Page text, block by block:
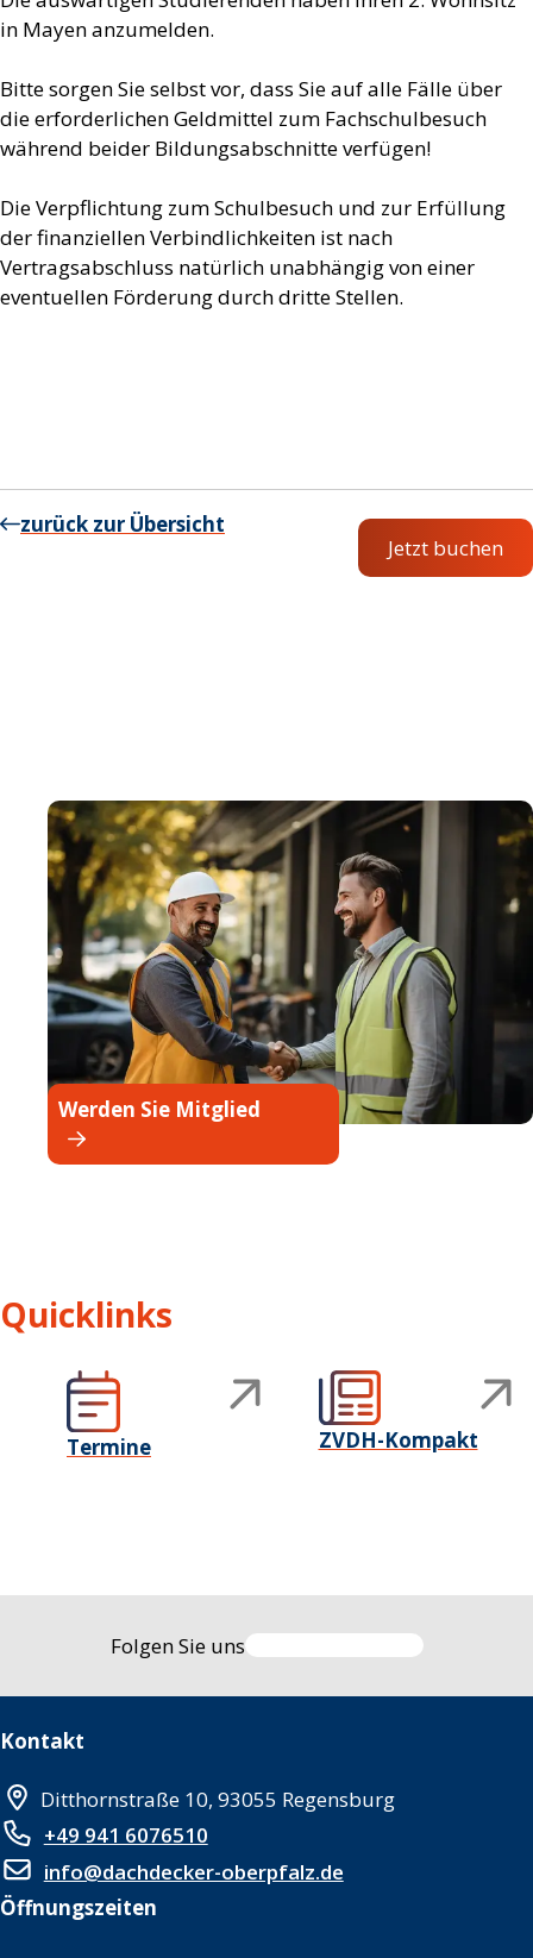
in Mayen anzumelden.
Bitte sorgen Sie selbst vor, dass Sie auf alle Fälle über
die erforderlichen Geldmittel zum Fachschulbesuch
während beider Bildungsabschnitte verfügen!
Die Verpflichtung zum Schulbesuch und zur Erfüllung
der finanziellen Verbindlichkeiten ist nach
Vertragsabschluss natürlich unabhängig von einer
eventuellen Förderung durch dritte Stellen.
zurück zur Übersicht
Jetzt buchen
Werden Sie Mitglied
Quicklinks
Termine ZVDH-Kompakt
Folgen Sie uns
Kontakt
Ditthornstraße 10, 93055 Regensburg
+49 941 6076510
info@dachdecker-oberpfalz.de
Öffnungszeiten